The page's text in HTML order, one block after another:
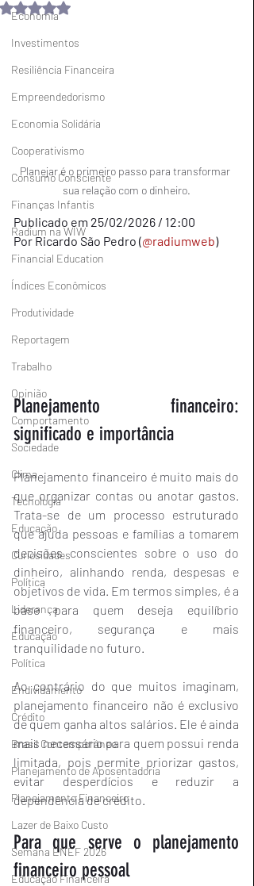
Economia
Investimentos
Resiliência Financeira
Empreendedorismo
Economia Solidária
Cooperativismo
Consumo Consciente
Finanças Infantis
Radium na WIW
Financial Education
Índices Econômicos
Produtividade
Reportagem
Trabalho
Opinião
Comportamento
Sociedade
Clima
Tecnologia
Educação
Curiosidades
Política
Liderança
Educação
Política
Endividamento
Crédito
Brasil Contemporâneo
Planejamento de Aposentadoria
Planejamento Financeiro
Lazer de Baixo Custo
Semana ENEF 2026
Educação Financeira
Avaliado com NaN de 5 estrelas.
Planejar é o primeiro passo para transformar
sua relação com o dinheiro.
Publicado em 25/02/2026 / 12:00
Por Ricardo São Pedro (@radiumweb)
Planejamento financeiro:
significado e importância
Planejamento financeiro é muito mais do
que organizar contas ou anotar gastos.
Trata-se de um processo estruturado
que ajuda pessoas e famílias a tomarem
decisões conscientes sobre o uso do
dinheiro, alinhando renda, despesas e
objetivos de vida. Em termos simples, é a
base para quem deseja equilíbrio
financeiro, segurança e mais
tranquilidade no futuro.
Ao contrário do que muitos imaginam,
planejamento financeiro não é exclusivo
de quem ganha altos salários. Ele é ainda
mais necessário para quem possui renda
limitada, pois permite priorizar gastos,
evitar desperdícios e reduzir a
dependência de crédito.
Para que serve o planejamento
financeiro pessoal